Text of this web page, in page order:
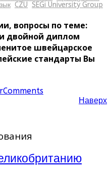
CZU SEGi University Group
вопросы по теме:
двойной диплом
швейцарское
стандарты Вы
Наверх